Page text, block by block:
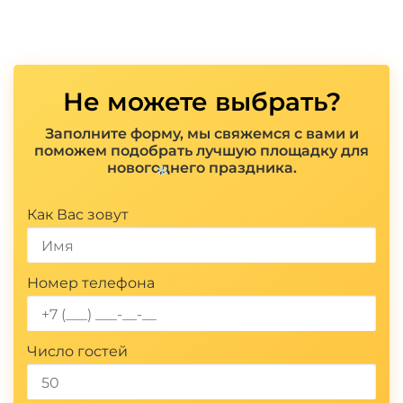
Не можете выбрать?
Заполните форму, мы свяжемся с вами и
поможем подобрать лучшую площадку для
новогоднего праздника.
Как Вас зовут
Номер телефона
Число гостей